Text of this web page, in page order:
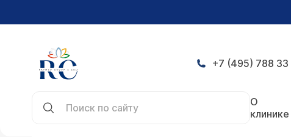
+7 (495) 788 33
О
клинике